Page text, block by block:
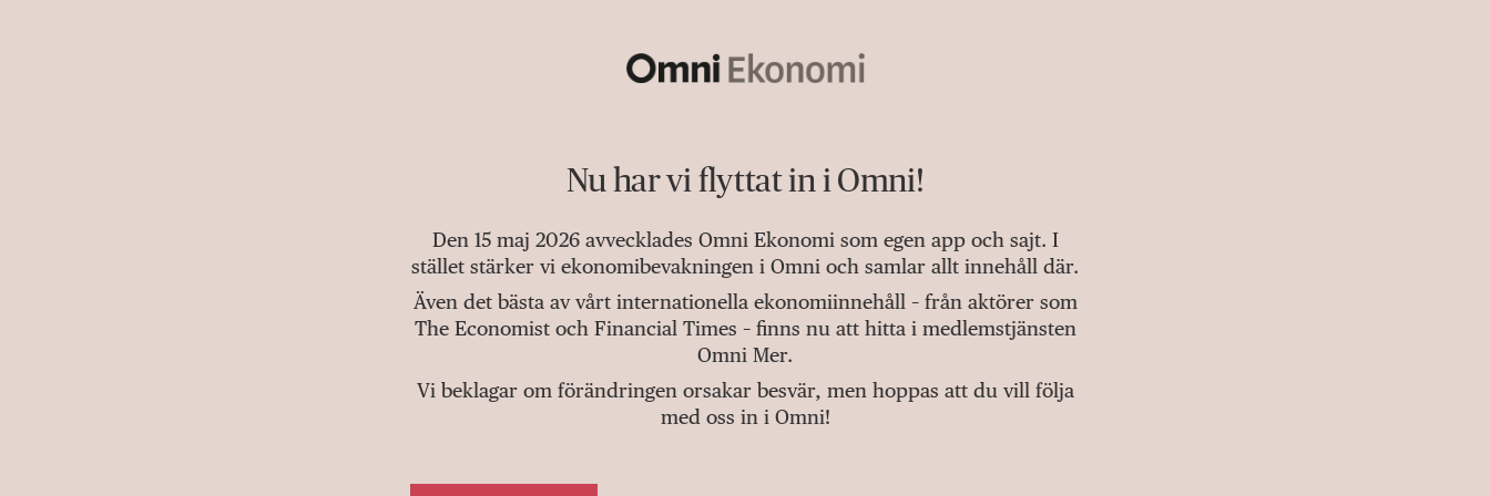
Nu har vi flyttat in i Omni!
Den 15 maj 2026 avvecklades Omni Ekonomi som egen app och sajt. I
stället stärker vi ekonomibevakningen i Omni och samlar allt innehåll där.
Även det bästa av vårt internationella ekonomiinnehåll – från aktörer som
The Economist och Financial Times – finns nu att hitta i medlemstjänsten
Omni Mer.
Vi beklagar om förändringen orsakar besvär, men hoppas att du vill följa
med oss in i Omni!